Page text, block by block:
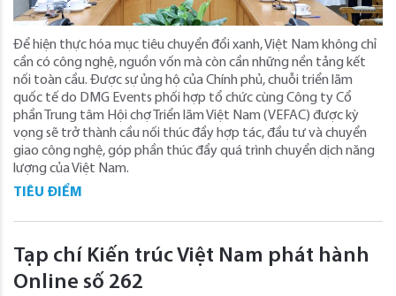
Để hiện thực hóa mục tiêu chuyển đổi xanh, Việt Nam không chỉ
cần có công nghệ, nguồn vốn mà còn cần những nền tảng kết
nối toàn cầu. Được sự ủng hộ của Chính phủ, chuỗi triển lãm
quốc tế do DMG Events phối hợp tổ chức cùng Công ty Cổ
phần Trung tâm Hội chợ Triển lãm Việt Nam (VEFAC) được kỳ
vọng sẽ trở thành cầu nối thúc đẩy hợp tác, đầu tư và chuyển
giao công nghệ, góp phần thúc đẩy quá trình chuyển dịch năng
lượng của Việt Nam.
TIÊU ĐIỂM
Tạp chí Kiến trúc Việt Nam phát hành
Online số 262